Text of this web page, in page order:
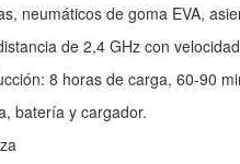
neumáticos de goma EVA,
de 2,4 GHz con
8 horas de carga, 60-90
batería y cargador.